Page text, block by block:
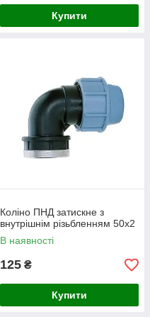
Купити
Коліно ПНД затискне з
внутрішнім різьбленням 50х2
В наявності
125 ₴
Купити